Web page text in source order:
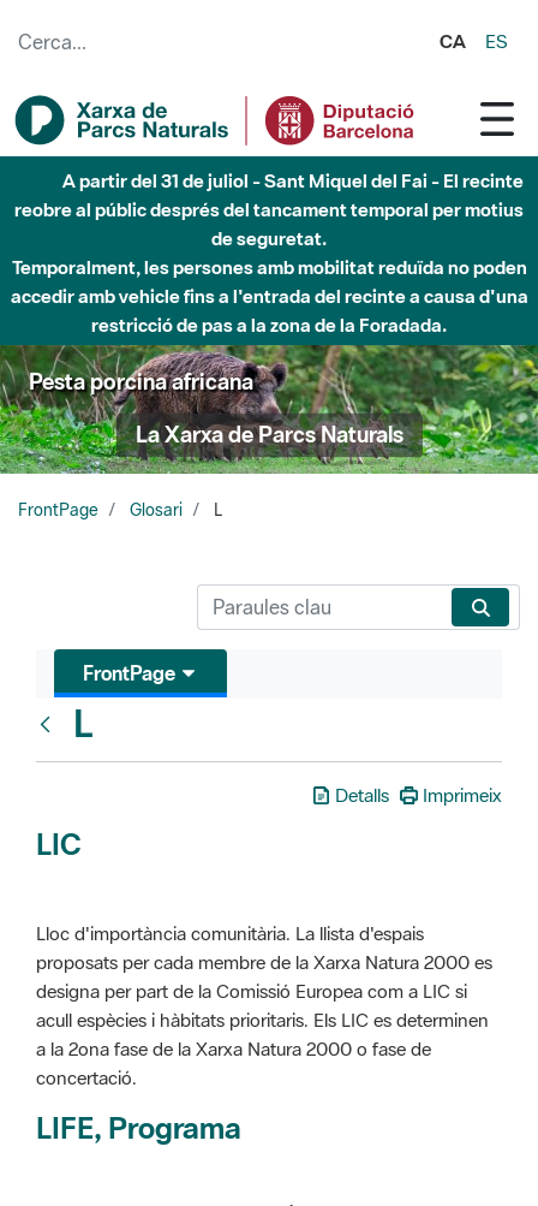
CA ES
A partir del 31 de juliol - Sant Miquel del Fai - El recinte
reobre al públic després del tancament temporal per motius
de seguretat.
Temporalment, les persones amb mobilitat reduïda no poden
accedir amb vehicle fins a l'entrada del recinte a causa d'una
restricció de pas a la zona de la Foradada.
Pesta porcina africana
La Xarxa de Parcs Naturals
FrontPage Glosari L
FrontPage
L
Detalls Imprimeix
LIC
Lloc d'importància comunitària. La llista d'espais
proposats per cada membre de la Xarxa Natura 2000 es
designa per part de la Comissió Europea com a LIC si
acull espècies i hàbitats prioritaris. Els LIC es determinen
a la 2ona fase de la Xarxa Natura 2000 o fase de
concertació.
LIFE, Programa